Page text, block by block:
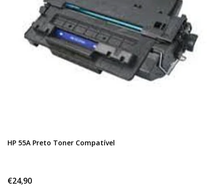
HP 55A Preto Toner Compatível
€24,90